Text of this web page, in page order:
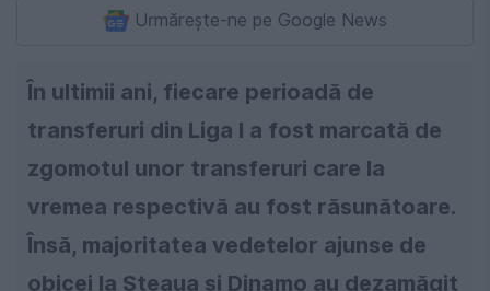
Urmărește-ne pe Google News
În ultimii ani, fiecare perioadă de
transferuri din Liga I a fost marcată de
zgomotul unor transferuri care la
vremea respectivă au fost răsunătoare.
Însă, majoritatea vedetelor ajunse de
obicei la Steaua și Dinamo au dezamăgit